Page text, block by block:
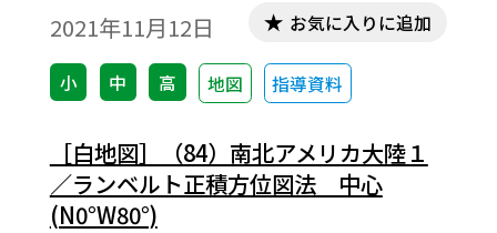
2021年11月12日
小 中 高 地図 指導資料
お気に入りに追加
［白地図］（84）南北アメリカ大陸１
／ランベルト正積方位図法 中心
(N0°W80°)